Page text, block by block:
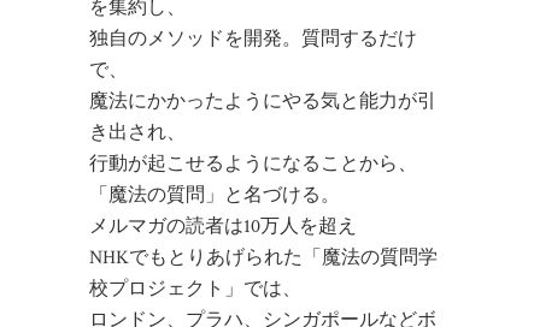
を集約し、
独自のメソッドを開発。質問するだけ
で、
魔法にかかったようにやる気と能力が引
き出され、
行動が起こせるようになることから、
「魔法の質問」と名づける。
メルマガの読者は10万人を超え
NHKでもとりあげられた「魔法の質問学
校プロジェクト」では、
ロンドン、プラハ、シンガポールなどボ